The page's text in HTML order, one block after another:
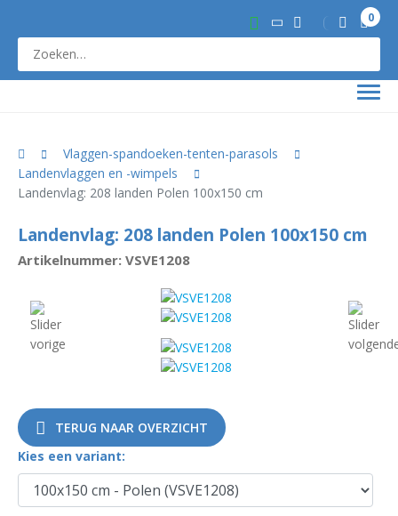
0
Vlaggen-spandoeken-tenten-parasols
Landenvlaggen en -wimpels
Landenvlag: 208 landen Polen 100x150 cm
Landenvlag: 208 landen Polen 100x150 cm
Artikelnummer: VSVE1208
TERUG NAAR OVERZICHT
Kies een variant: